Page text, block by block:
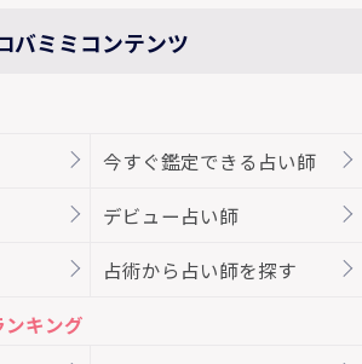
バミミコンテンツ
今すぐ鑑定できる占い師
デビュー占い師
占術から占い師を探す
キング